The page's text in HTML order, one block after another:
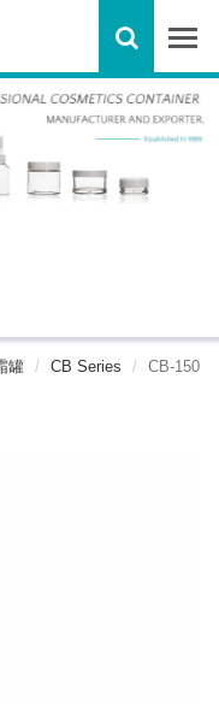
罐 CB Series CB-150